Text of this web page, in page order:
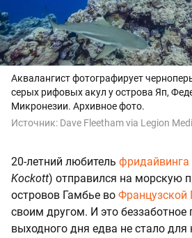
Аквалангист фотографирует
серых рифовых акул у острова Яп,
Микронезии. Архивное фото.
Источник: Dave Fleetham via Legion
20-летний любитель фридайвинга
Kockott) отправился на морскую
островов Гамбье во Французской
своим другом. И это беззаботное
выходного дня едва не стало для